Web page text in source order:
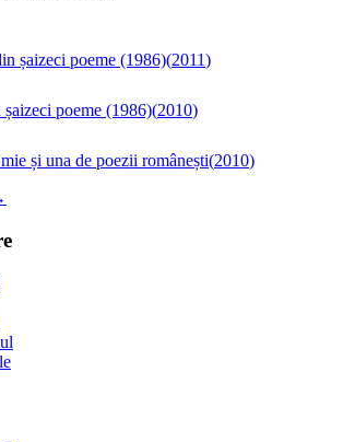
șaizeci poeme (1986)(2011)
șaizeci poeme (1986)(2010)
și una de poezii românești(2010)